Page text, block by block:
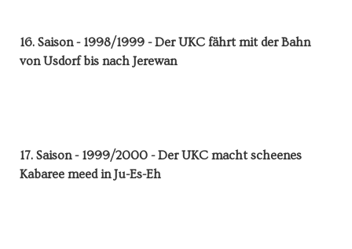
16. Saison - 1998/1999 - Der UKC fährt mit der Bahn
von Usdorf bis nach Jerewan
17. Saison - 1999/2000 - Der UKC macht scheenes
Kabaree meed in Ju-Es-Eh